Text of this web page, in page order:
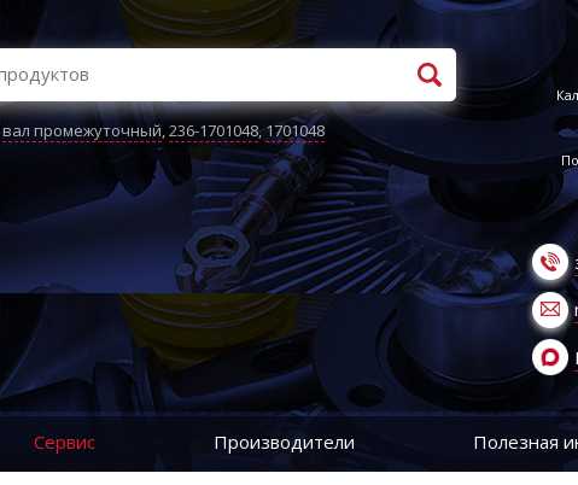
вал промежуточный,236-1701048,1701048
Сервис Производители Полезная